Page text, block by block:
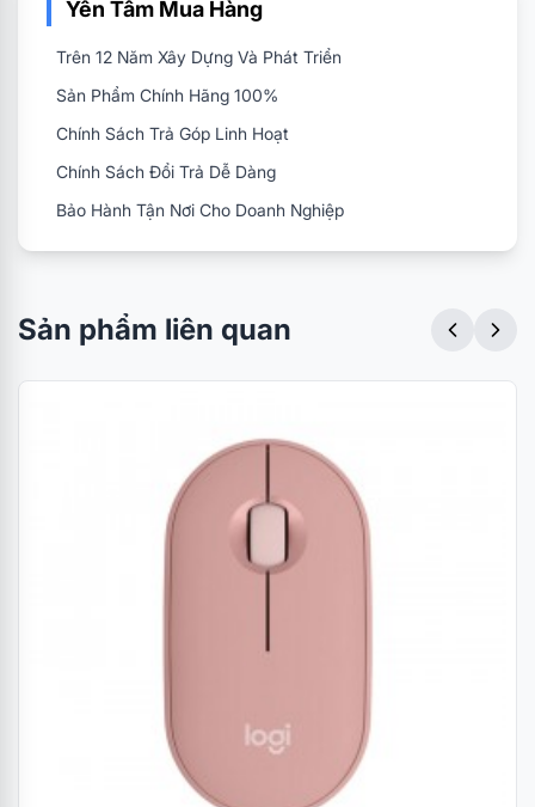
Yên Tâm Mua Hàng
Trên 12 Năm Xây Dựng Và Phát Triển
Sản Phẩm Chính Hãng 100%
Chính Sách Trả Góp Linh Hoạt
Chính Sách Đổi Trả Dễ Dàng
Bảo Hành Tận Nơi Cho Doanh Nghiệp
Sản phẩm liên quan